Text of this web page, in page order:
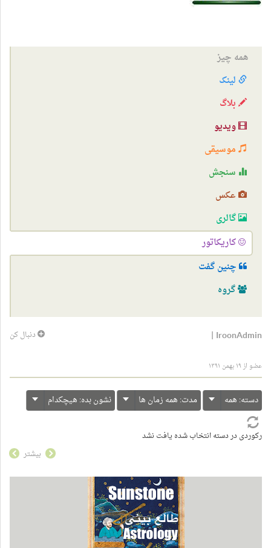
همه چیز
لینک
بلاگ
ویدیو
موسیقی
سنجش
عکس
گالری
کاریکاتور
چنین گفت
گروه
دنبال کن IroonAdmin
|
عضو از ۱۹ بهمن ۱۳۹۱
دسته: همه مدت: همه زمان ها نشون بده: هیچکدام
رکوردی در دسته انتخاب شده یافت نشد
بیشتر